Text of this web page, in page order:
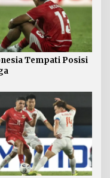
Tempati Posisi